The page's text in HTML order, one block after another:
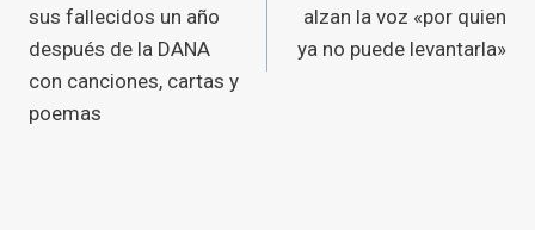
sus fallecidos un año
después de la DANA
con canciones, cartas y
poemas
alzan la voz «por quien
ya no puede levantarla»